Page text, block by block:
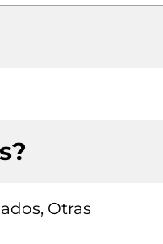
Otras